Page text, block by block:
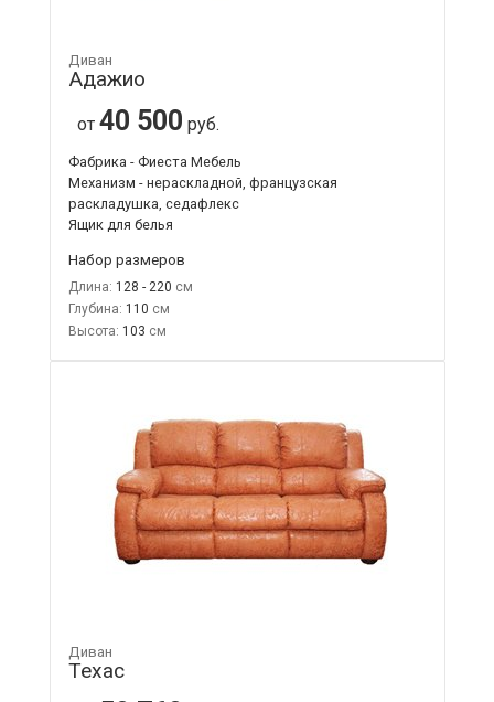
Диван
Адажио
от 40 500 руб.
Фабрика - Фиеста Мебель
Механизм - нераскладной, французская
раскладушка, седафлекс
Ящик для белья
Набор размеров
Длина: 128 - 220
Глубина: 110
Высота: 103
Диван
Техас